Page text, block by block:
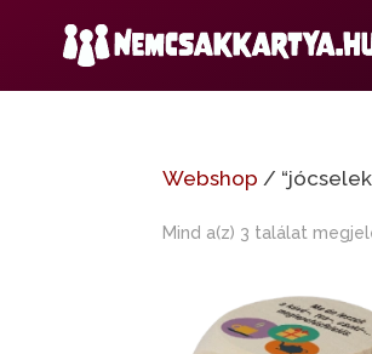
Webshop /
Mind a(z) 3 találat